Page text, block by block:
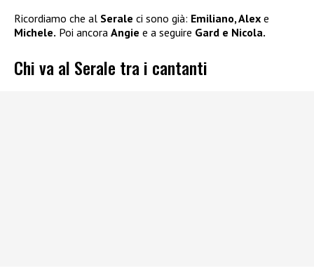
Ricordiamo che al Serale ci sono già: Emiliano, Alex e
Michele. Poi ancora Angie e a seguire Gard e Nicola.
Chi va al Serale tra i cantanti